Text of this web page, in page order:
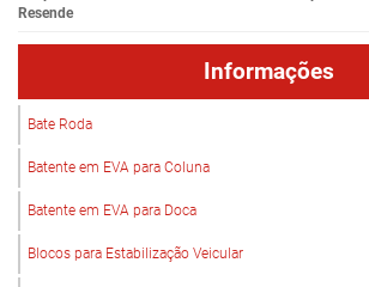
Resende
Informações
Bate Roda
Batente em EVA para Coluna
Batente em EVA para Doca
Blocos para Estabilização Veicular